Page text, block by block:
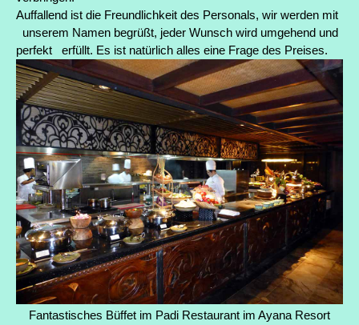
Auffallend ist die Freundlichkeit des Personals, wir werden mit
unserem Namen begrüßt, jeder Wunsch wird umgehend und
perfekt erfüllt. Es ist natürlich alles eine Frage des Preises.
Fantastisches Büffet im Padi Restaurant im Ayana Resort